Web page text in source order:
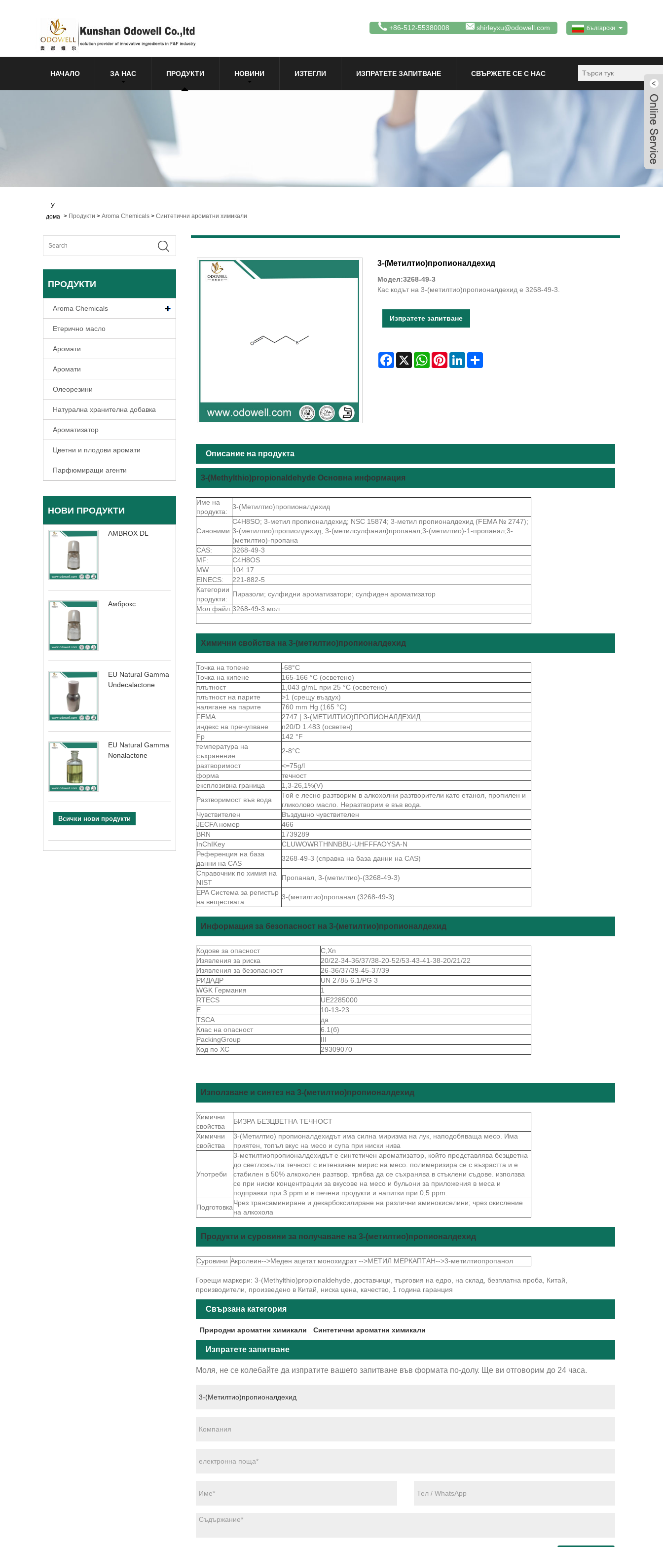
български
+86-512-55380008 shirleyxu@odowell.com
НАЧАЛО ЗА НАС ПРОДУКТИ НОВИНИ ИЗТЕГЛИ ИЗПРАТЕТЕ ЗАПИТВАНЕ СВЪРЖЕТЕ СЕ С НАС
У
дома > Продукти > Aroma Chemicals > Синтетични ароматни химикали
ПРОДУКТИ
Aroma Chemicals
Етерично масло
Аромати
Аромати
Олеорезини
Натурална хранителна добавка
Ароматизатор
Цветни и плодови аромати
Парфюмиращи агенти
НОВИ ПРОДУКТИ
AMBROX DL
Амброкс
EU Natural Gamma
Undecalactone
EU Natural Gamma
Nonalactone
Всички нови продукти
3-(Метилтио)пропионалдехид
Модел:3268-49-3
Кас кодът на 3-(метилтио)пропионалдехид е 3268-49-3.
Изпратете запитване
Facebook
X WhatsAppPinterestLinkedInShare
Описание на продукта
3-(Methylthio)propionaldehyde Основна информация
Име на
продукта:
3-(Метилтио)пропионалдехид
Синоними:
C4H8SO; 3-метил пропионалдехид; NSC 15874; 3-метил пропионалдехид (FEMA № 2747);
3-(метилтио)пропиолдехид; 3-(метилсулфанил)пропанал;3-(метилтио)-1-пропанал;3-
(метилтио)-пропана
CAS:
3268-49-3
MF:
C4H8OS
MW:
104.17
EINECS:
221-882-5
Категории
продукти:
Пиразоли; сулфидни ароматизатори; сулфиден ароматизатор
Мол файл:3268-49-3.мол
Химични свойства на 3-(метилтио)пропионалдехид
Точка на топене
-68°C
Точка на кипене
165-166 °C (осветено)
плътност
1,043 g/mL при 25 °C (осветено)
плътност на парите
>1 (срещу въздух)
налягане на парите
760 mm Hg (165 °C)
FEMA
2747 | 3-(МЕТИЛТИО)ПРОПИОНАЛДЕХИД
индекс на пречупване
n20/D 1.483 (осветен)
Fp
142 °F
температура на
съхранение
2-8°C
разтворимост
<=75g/l
форма
течност
експлозивна граница
1,3-26,1%(V)
Разтворимост във вода
Той е лесно разтворим в алкохолни разтворители като етанол, пропилен и
гликолово масло. Неразтворим е във вода.
Чувствителен
Въздушно чувствителен
JECFA номер
466
BRN
1739289
InChIKey
CLUWOWRTHNNBBU-UHFFFAOYSA-N
Референция на база
данни на CAS
3268-49-3 (справка на база данни на CAS)
Справочник по химия на
NIST
Пропанал, 3-(метилтио)-(3268-49-3)
EPA Система за регистър
на веществата
3-(метилтио)пропанал (3268-49-3)
Информация за безопасност на 3-(метилтио)пропионалдехид
Кодове за опасност
C,Xn
Изявления за риска
20/22-34-36/37/38-20-52/53-43-41-38-20/21/22
Изявления за безопасност
26-36/37/39-45-37/39
РИДАДР
UN 2785 6.1/PG 3
WGK Германия
1
RTECS
UE2285000
Е
10-13-23
TSCA
да
Клас на опасност
6.1(б)
PackingGroup
III
Код по ХС
29309070
Използване и синтез на 3-(метилтио)пропионалдехид
Химични
свойства
БИЗРА БЕЗЦВЕТНА ТЕЧНОСТ
Химични
свойства
3-(Метилтио) пропионалдехидът има силна миризма на лук, наподобяваща месо. Има
приятен, топъл вкус на месо и супа при ниски нива
Употреби
3-метилтиопропионалдехидът е синтетичен ароматизатор, който представлява безцветна
до светложълта течност с интензивен мирис на месо. полимеризира се с възрастта и е
стабилен в 50% алкохолен разтвор. трябва да се съхранява в стъклени съдове. използва
се при ниски концентрации за вкусове на месо и бульони за приложения в меса и
подправки при 3 ppm и в печени продукти и напитки при 0,5 ppm.
Подготовка
Чрез трансаминиране и декарбоксилиране на различни аминокиселини; чрез окисление
на алкохола
Продукти и суровини за получаване на 3-(метилтио)пропионалдехид
Суровини Акролеин-->Меден ацетат монохидрат -->МЕТИЛ МЕРКАПТАН-->3-метилтиопропанол
Горещи маркери: 3-(Methylthio)propionaldehyde, доставчици, търговия на едро, на склад, безплатна проба, Китай,
производители, произведено в Китай, ниска цена, качество, 1 година гаранция
Свързана категория
Природни ароматни химикали Синтетични ароматни химикали
Изпратете запитване
Моля, не се колебайте да изпратите вашето запитване във формата по-долу. Ще ви отговорим до 24 часа.